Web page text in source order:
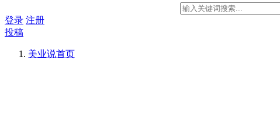
登录 注册
投稿
美业说首页